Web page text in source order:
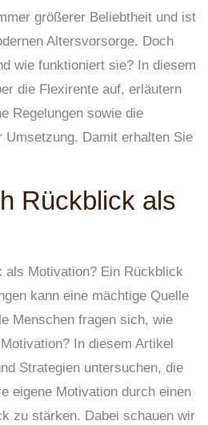
größerer Beliebtheit und ist
Altersvorsorge. Doch
wie funktioniert sie? In diesem
die Flexirente auf, erläutern
Regelungen sowie die
Umsetzung. Damit erhalten Sie
Rückblick als
Motivation? Ein Rückblick
kann eine mächtige Quelle
Menschen fragen sich, wie
In diesem Artikel
Strategien untersuchen, die
eigene Motivation durch einen
zu stärken. Dabei schauen wir